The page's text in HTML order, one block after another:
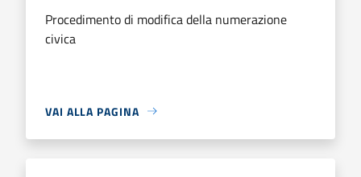
Procedimento di modifica della numerazione
civica
VAI ALLA PAGINA